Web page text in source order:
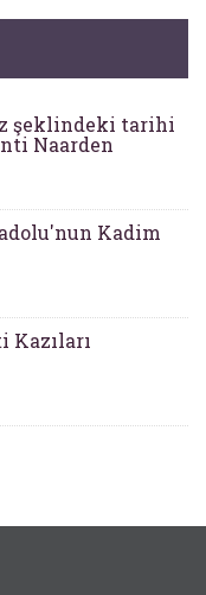
şeklindeki tarihi
Naarden
Kadim
Kazıları